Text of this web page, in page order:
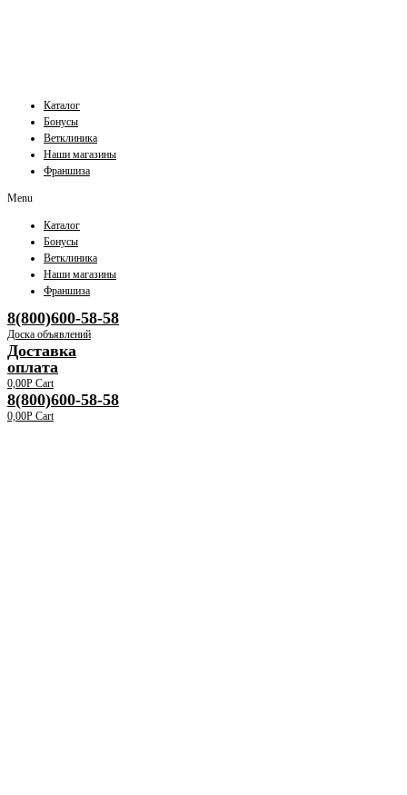
Каталог
Бонусы
Ветклиника
Наши магазины
Франшиза
Menu
Каталог
Бонусы
Ветклиника
Наши магазины
Франшиза
8(800)600-58-58
Доска объявлений
Доставка
оплата
0,00Р Cart
8(800)600-58-58
0,00Р Cart